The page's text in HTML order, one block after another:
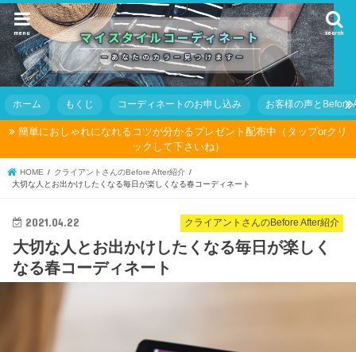
search
menu
ホーム もくじ コーディネートのお申し込み お客様の声とBefore
簡単におしゃれになれるコツが分かるプレゼント配布中（タップorクリ
ックして下さいね）
HOME
クライアントさんのBefore After紹介
大切な人とお出かけしたくなる毎日が楽しくなる春コーディネート
クライアントさんのBefore After紹介
2021.04.22
大切な人とお出かけしたくなる毎日が楽しく
なる春コーディネート